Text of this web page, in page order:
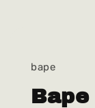
bape
Bape